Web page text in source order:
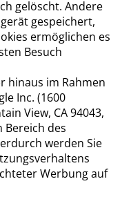
gelöscht. Andere
gespeichert,
ermöglichen es
Besuch
hinaus im Rahmen
Inc. (1600
View, CA 94043,
Bereich des
werden Sie
Werbung auf